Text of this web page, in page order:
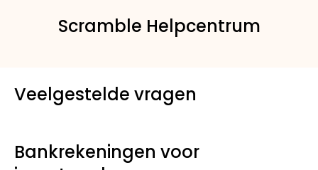
Voorwaarden voor
Scramble Helpcentrum
Veelgestelde vragen
Bankrekeningen voor